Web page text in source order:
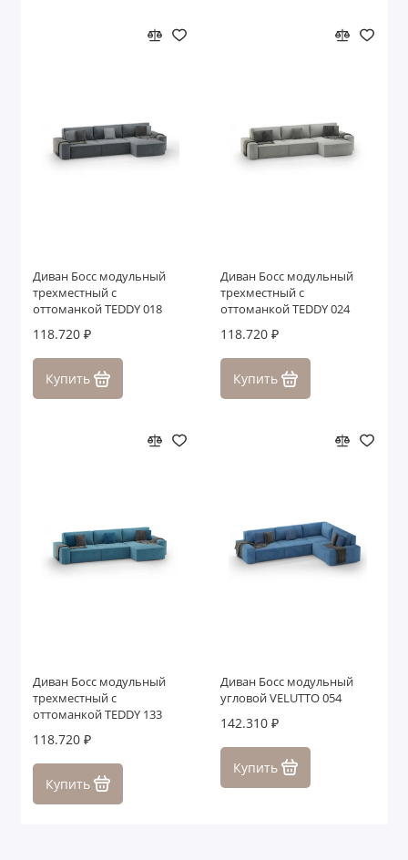
Диван Босс модульный
трехместный с
оттоманкой TEDDY 018
118.720 ₽
Купить
Диван Босс модульный
трехместный с
оттоманкой TEDDY 024
118.720 ₽
Купить
Диван Босс модульный
трехместный с
оттоманкой TEDDY 133
118.720 ₽
Купить
Диван Босс модульный
угловой VELUTTO 054
142.310 ₽
Купить